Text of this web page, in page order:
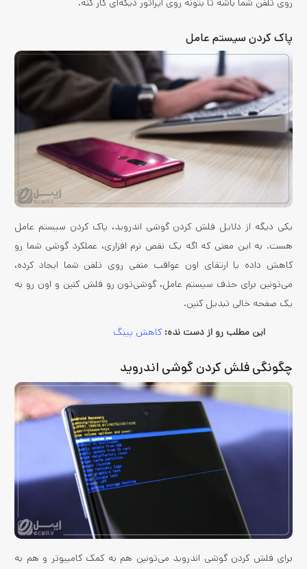
پاک کردن سیستم عامل
یکی دیگه از دلایل فلش کردن گوشی اندروید، پاک کردن سیستم عامل
هست. به این معنی که اگه یک نقص نرم افزاری، عملکرد گوشی شما رو
کاهش داده یا ارتقای اون عواقب منفی روی تلفن شما ایجاد کرده،
می‌تونین برای حذف سیستم عامل، گوشی‌تون رو فلش کنین و اون رو به
یک صفحه خالی تبدیل کنین.
این مطلب رو از دست نده:کاهش پینگ
چگونگی فلش کردن گوشی اندروید
برای فلش کردن گوشی اندروید می‌تونین هم به کمک کامپیوتر و هم به